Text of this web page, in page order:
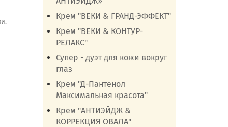
Крем "ВЕКИ & ГРАНД-ЭФФЕКТ"
Крем "ВЕКИ & КОНТУР-
РЕЛАКС"
Супер - дуэт для кожи вокруг
глаз
Крем "Д-Пантенол
Максимальная красота"
Крем "АНТИЭЙДЖ &
КОРРЕКЦИЯ ОВАЛА"